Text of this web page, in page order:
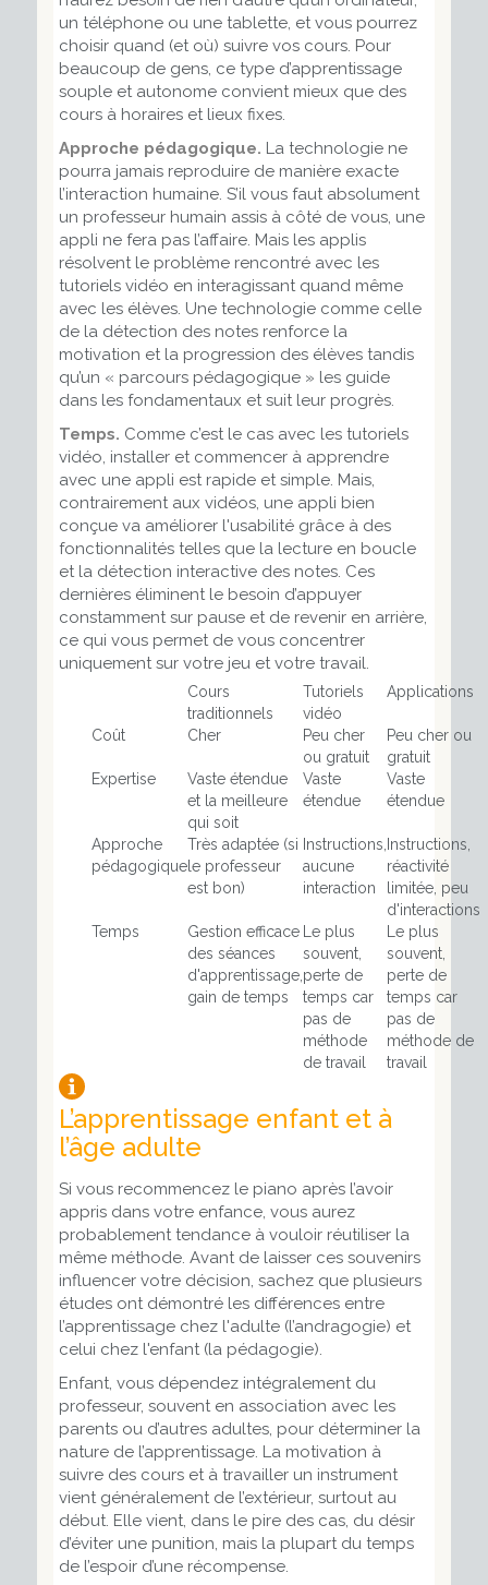
un téléphone ou une tablette, et vous pourrez
choisir quand (et où) suivre vos cours. Pour
beaucoup de gens, ce type d’apprentissage
souple et autonome convient mieux que des
cours à horaires et lieux fixes.
Approche pédagogique. La technologie ne
pourra jamais reproduire de manière exacte
l’interaction humaine. S’il vous faut absolument
un professeur humain assis à côté de vous, une
appli ne fera pas l’affaire. Mais les applis
résolvent le problème rencontré avec les
tutoriels vidéo en interagissant quand même
avec les élèves. Une technologie comme celle
de la détection des notes renforce la
motivation et la progression des élèves tandis
qu’un « parcours pédagogique » les guide
dans les fondamentaux et suit leur progrès.
Temps. Comme c’est le cas avec les tutoriels
vidéo, installer et commencer à apprendre
avec une appli est rapide et simple. Mais,
contrairement aux vidéos, une appli bien
conçue va améliorer l'usabilité grâce à des
fonctionnalités telles que la lecture en boucle
et la détection interactive des notes. Ces
dernières éliminent le besoin d’appuyer
constamment sur pause et de revenir en arrière,
ce qui vous permet de vous concentrer
uniquement sur votre jeu et votre travail.
Cours
traditionnels
Tutoriels
vidéo
Applications
Coût Cher
Peu cher
ou gratuit
Peu cher ou
gratuit
Expertise
Vaste étendue
et la meilleure
qui soit
Vaste
étendue
Vaste
étendue
Approche
pédagogique
Très adaptée (si
le professeur
est bon)
Instructions,
aucune
interaction
Instructions,
réactivité
limitée, peu
d'interactions
Temps
Gestion efficace
des séances
d'apprentissage,
gain de temps
Le plus
souvent,
perte de
temps car
pas de
méthode
de travail
Le plus
souvent,
perte de
temps car
pas de
méthode de
travail
L’apprentissage enfant et à
l’âge adulte
Si vous recommencez le piano après l’avoir
appris dans votre enfance, vous aurez
probablement tendance à vouloir réutiliser la
même méthode. Avant de laisser ces souvenirs
influencer votre décision, sachez que plusieurs
études ont démontré les différences entre
l’apprentissage chez l'adulte (l’andragogie) et
celui chez l'enfant (la pédagogie).
Enfant, vous dépendez intégralement du
professeur, souvent en association avec les
parents ou d’autres adultes, pour déterminer la
nature de l’apprentissage. La motivation à
suivre des cours et à travailler un instrument
vient généralement de l’extérieur, surtout au
début. Elle vient, dans le pire des cas, du désir
d’éviter une punition, mais la plupart du temps
de l’espoir d’une récompense.